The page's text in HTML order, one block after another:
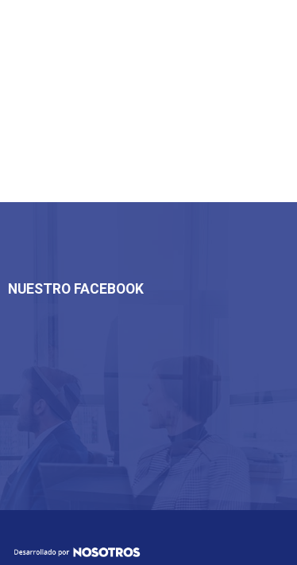
NUESTRO FACEBOOK